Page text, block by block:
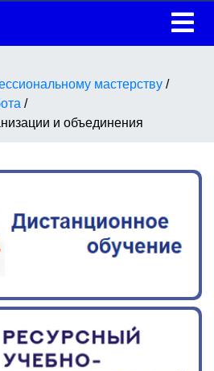
мастерству /
/
и объединения